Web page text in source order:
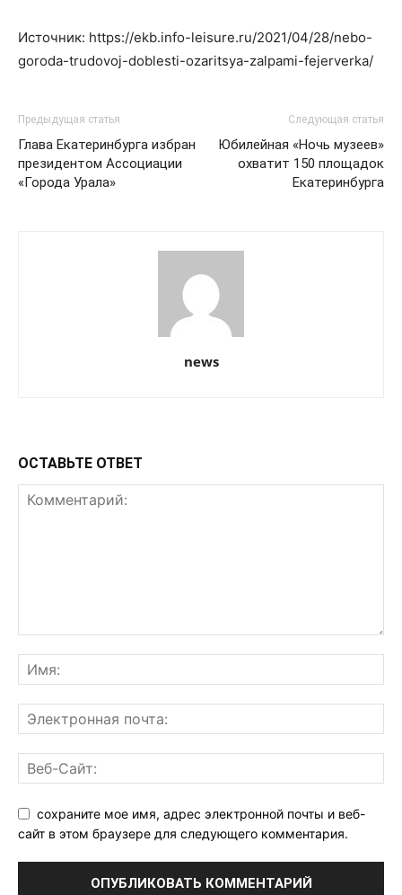
Источник: https://ekb.info-leisure.ru/2021/04/28/nebo-
goroda-trudovoj-doblesti-ozaritsya-zalpami-fejerverka/
Предыдущая статья
Глава Екатеринбурга избран
президентом Ассоциации
«Города Урала»
Следующая статья
Юбилейная «Ночь музеев»
охватит 150 площадок
Екатеринбурга
news
ОСТАВЬТЕ ОТВЕТ
сохраните мое имя, адрес электронной почты и веб-
сайт в этом браузере для следующего комментария.